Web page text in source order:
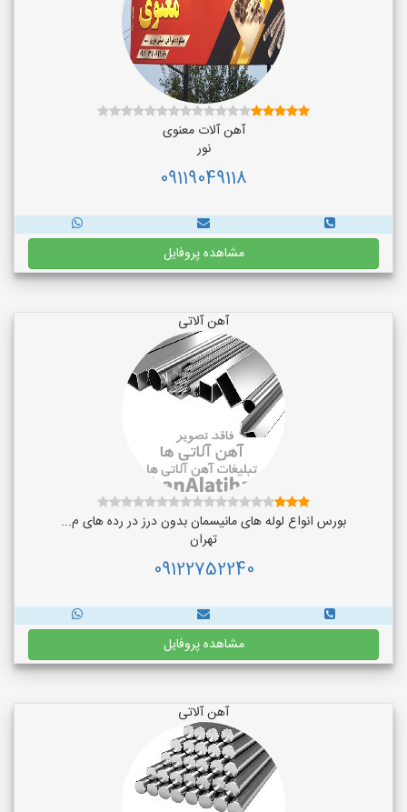
آهن آلات معنوی
نور
09119049118
مشاهده پروفایل
آهن آلاتی
بورس انواع لوله های مانیسمان بدون درز در رده های م...
تهران
09122752240
مشاهده پروفایل
آهن آلاتی